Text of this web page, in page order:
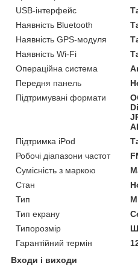
USB-інтерфейс
Наявність Bluetooth
Наявність GPS-модуля
Наявність Wi-Fi
Операційна система
Передня панель
Підтримувані формати
Підтримка iPod
Робочі діапазони частот
Сумісність з маркою
Стан
Тип
Тип екрану
Типорозмір
Гарантійний термін
Входи і виходи